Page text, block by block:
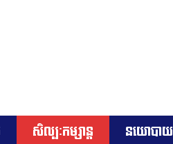
សិល្បៈកម្សាន្ត នយោបាយ